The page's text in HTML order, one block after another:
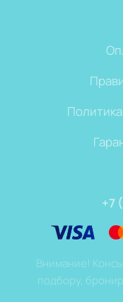
+7
Внимание!
подбору,